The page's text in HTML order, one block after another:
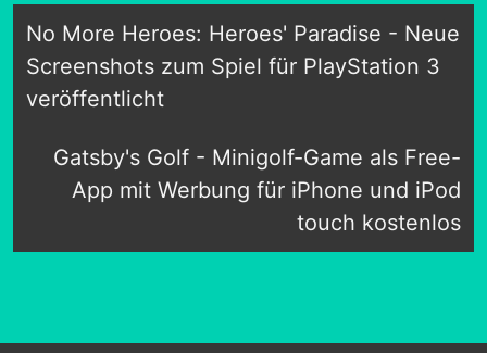
No More Heroes: Heroes' Paradise - Neue
Screenshots zum Spiel für PlayStation 3
veröffentlicht
Gatsby's Golf - Minigolf-Game als Free-
App mit Werbung für iPhone und iPod
touch kostenlos